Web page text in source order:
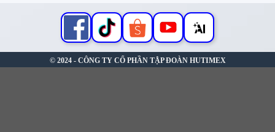
© 2024 - CÔNG TY CỔ PHẦN TẬP ĐOÀN HUTIMEX